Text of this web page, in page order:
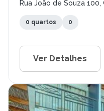
Rua João de Souza
0 quartos 0
Ver Detalhes